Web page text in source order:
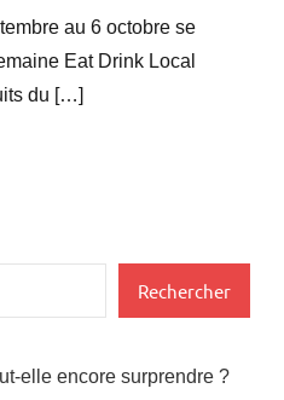
au 6 octobre se
Eat Drink Local
du […]
Rechercher
elle encore surprendre ?